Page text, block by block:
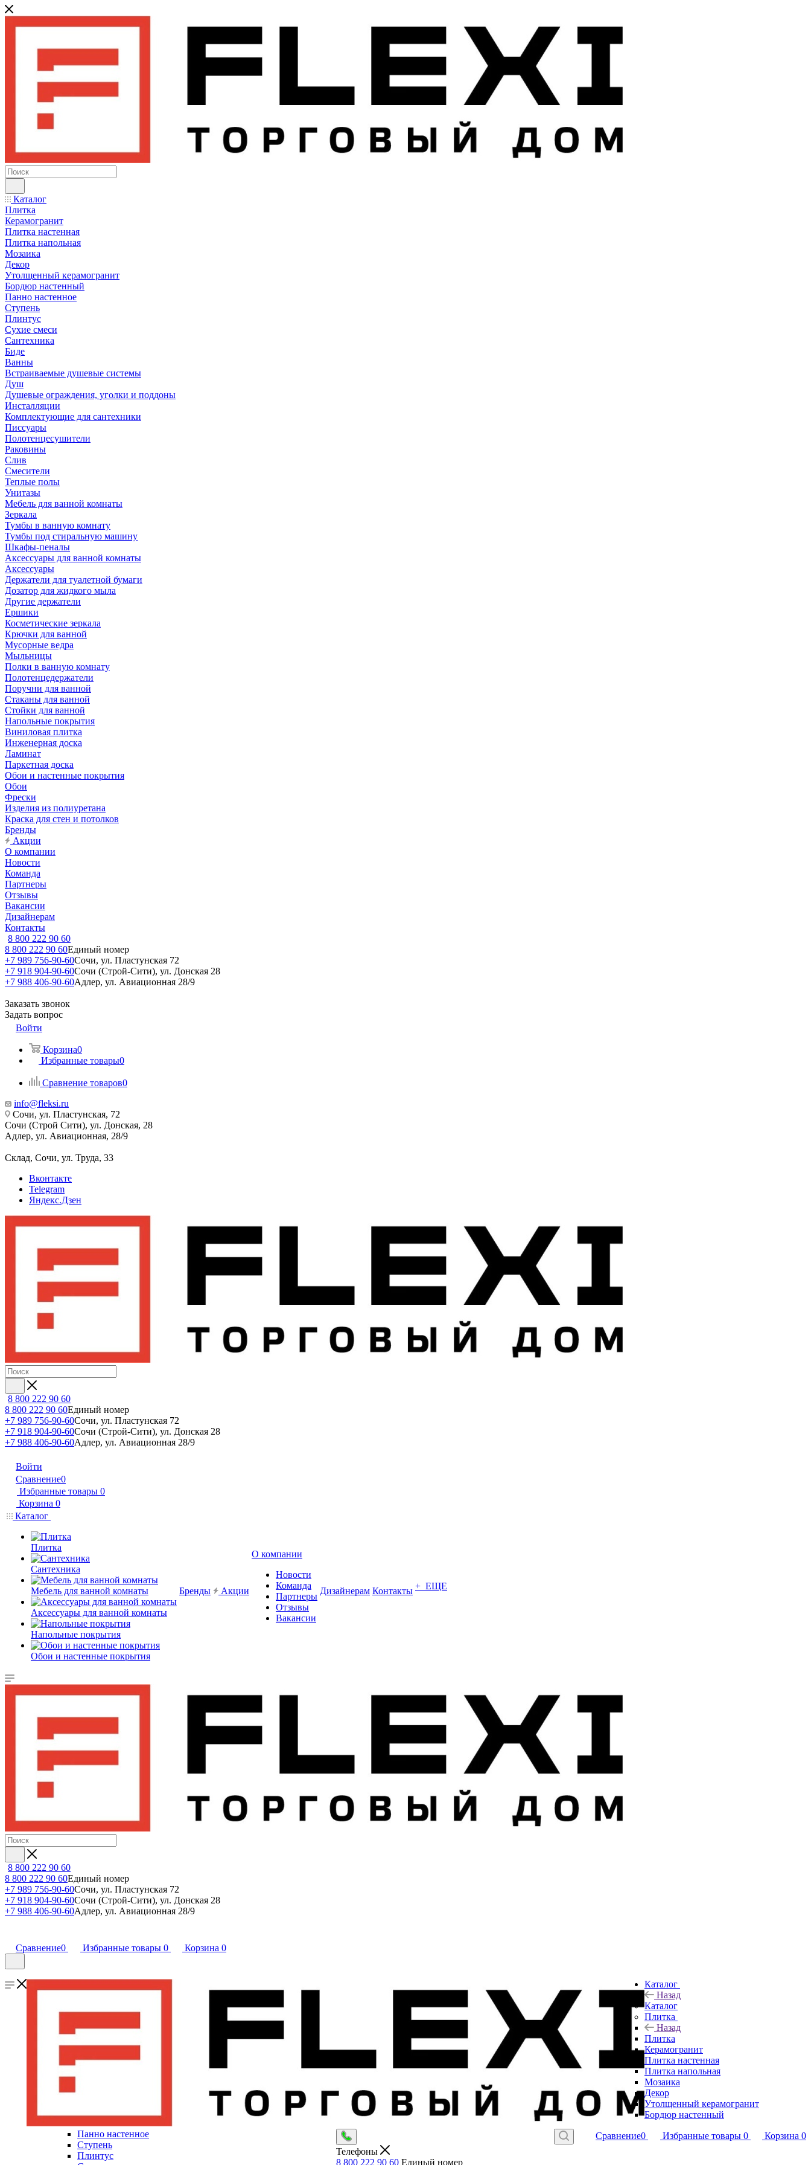
Каталог
Плитка
Керамогранит
Плитка настенная
Плитка напольная
Мозаика
Декор
Утолщенный керамогранит
Бордюр настенный
Панно настенное
Ступень
Плинтус
Сухие смеси
Сантехника
Биде
Ванны
Встраиваемые душевые системы
Душ
Душевые ограждения, уголки и поддоны
Инсталляции
Комплектующие для сантехники
Писсуары
Полотенцесушители
Раковины
Слив
Смесители
Теплые полы
Унитазы
Мебель для ванной комнаты
Зеркала
Тумбы в ванную комнату
Тумбы под стиральную машину
Шкафы-пеналы
Аксессуары для ванной комнаты
Аксессуары
Держатели для туалетной бумаги
Дозатор для жидкого мыла
Другие держатели
Ершики
Косметические зеркала
Крючки для ванной
Мусорные ведра
Мыльницы
Полки в ванную комнату
Полотенцедержатели
Поручни для ванной
Стаканы для ванной
Стойки для ванной
Напольные покрытия
Виниловая плитка
Инженерная доска
Ламинат
Паркетная доска
Обои и настенные покрытия
Обои
Фрески
Изделия из полиуретана
Краска для стен и потолков
Бренды
Акции
О компании
Новости
Команда
Партнеры
Отзывы
Вакансии
Дизайнерам
Контакты
8 800 222 90 60
8 800 222 90 60Единый номер
+7 989 756-90-60Сочи, ул. Пластунская 72
+7 918 904-90-60Сочи (Строй-Сити), ул. Донская 28
+7 988 406-90-60Адлер, ул. Авиационная 28/9
Заказать звонок
Задать вопрос
Войти
Корзина0
Избранные товары0
Сравнение товаров0
info@fleksi.ru
Сочи, ул. Пластунская, 72
Сочи (Строй Сити), ул. Донская, 28
Адлер, ул. Авиационная, 28/9
Склад, Сочи, ул. Труда, 33
Вконтакте
Telegram
Яндекс.Дзен
8 800 222 90 60
8 800 222 90 60Единый номер
+7 989 756-90-60Сочи, ул. Пластунская 72
+7 918 904-90-60Сочи (Строй-Сити), ул. Донская 28
+7 988 406-90-60Адлер, ул. Авиационная 28/9
Войти
Сравнение0
Избранные товары 0
Корзина 0
Каталог
Плитка
Сантехника
Мебель для ванной комнаты
Аксессуары для ванной комнаты
Напольные покрытия
Обои и настенные покрытия
Бренды Акции
О компании
Новости
Команда
Партнеры
Отзывы
Вакансии
Дизайнерам Контакты + ЕЩЕ
8 800 222 90 60
8 800 222 90 60Единый номер
+7 989 756-90-60Сочи, ул. Пластунская 72
+7 918 904-90-60Сочи (Строй-Сити), ул. Донская 28
+7 988 406-90-60Адлер, ул. Авиационная 28/9
Сравнение0 Избранные товары 0 Корзина 0
Сравнение0 Избранные товары 0 Корзина 0
Телефоны
8 800 222 90 60 Единый номер
Каталог
Назад
Каталог
Плитка
Назад
Плитка
Керамогранит
Плитка настенная
Плитка напольная
Мозаика
Декор
Утолщенный керамогранит
Бордюр настенный
Панно настенное
Ступень
Плинтус